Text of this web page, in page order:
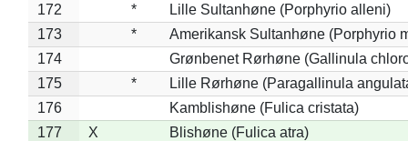
172
*
Lille Sultanhøne (Porphyrio alleni)
173
*
Amerikansk Sultanhøne (Porphyrio
174
Grønbenet Rørhøne (Gallinula
175
*
Lille Rørhøne (Paragallinula
176
Kamblishøne (Fulica cristata)
177
X
Blishøne (Fulica atra)